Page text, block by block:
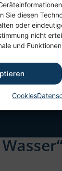
Sie diesen
oder
nicht
und
Cookies